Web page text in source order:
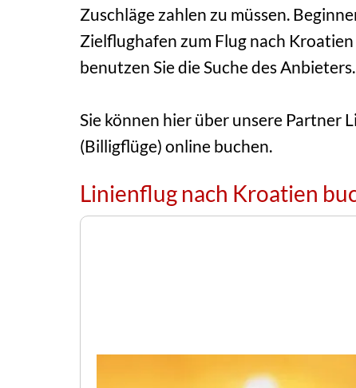
Zuschläge zahlen zu müssen.
Zielflughafen zum Flug nach
benutzen Sie die Suche des Anbieters.
Sie können hier über unsere Partner
(Billigflüge) online buchen.
Linienflug nach Kroatien